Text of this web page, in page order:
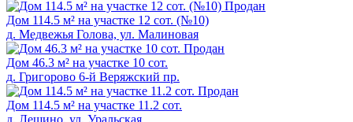
Продан
Дом 114.5 м² на участке 12 сот. (№10)
д. Медвежья Голова, ул. Малиновая
Продан
Дом 46.3 м² на участке 10 сот.
д. Григорово 6-й Веряжский пр.
Продан
Дом 114.5 м² на участке 11.2 сот.
д. Лешино, ул. Уральская